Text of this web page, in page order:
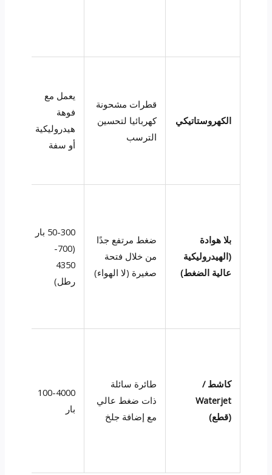
الكهروستاتيكي
قطرات مشحونة
كهربائيا لتحسين
الترسب
يعمل مع
فوهة
هيدروليكية
أو سفة
بلا هوادة
(الهيدروليكية
عالية الضغط)
ضغط مرتفع جدًا
من خلال فتحة
صغيرة (لا الهواء)
50-300 بار
(700-
4350
رطل)
كاشط /
Waterjet
(قطع)
طائرة سائلة
ذات ضغط عالي
مع إضافة جلخ
100-4000
بار